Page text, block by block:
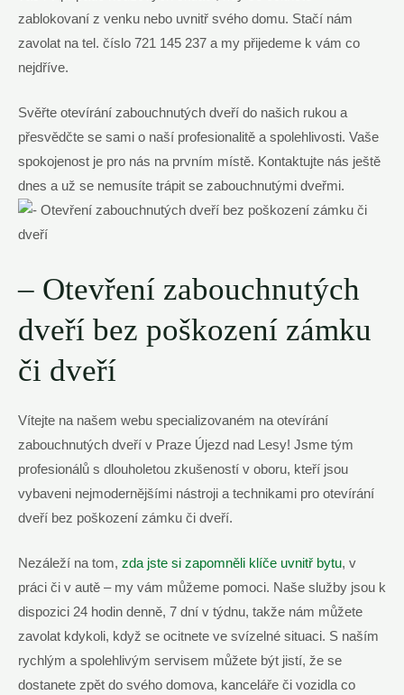
zablokovaní z venku nebo uvnitř svého domu. Stačí nám
zavolat na tel. číslo 721 145 237 a my přijedeme k vám co
nejdříve.
Svěřte otevírání zabouchnutých dveří do našich rukou a
přesvědčte se sami o naší profesionalitě a spolehlivosti. Vaše
spokojenost je pro nás na prvním místě. Kontaktujte nás ještě
dnes a už se nemusíte trápit se zabouchnutými dveřmi.
– Otevření zabouchnutých
dveří bez poškození zámku
či dveří
Vítejte na našem webu specializovaném na otevírání
zabouchnutých dveří v Praze Újezd nad Lesy! Jsme tým
profesionálů s dlouholetou zkušeností v oboru, kteří jsou
vybaveni nejmodernějšími nástroji a technikami pro otevírání
dveří bez poškození zámku či dveří.
Nezáleží na tom, zda jste si zapomněli klíče uvnitř bytu, v
práci či v autě – my vám můžeme pomoci. Naše služby jsou k
dispozici 24 hodin denně, 7 dní v týdnu, takže nám můžete
zavolat kdykoli, když se ocitnete ve svízelné situaci. S naším
rychlým a spolehlivým servisem můžete být jistí, že se
dostanete zpět do svého domova, kanceláře či vozidla co